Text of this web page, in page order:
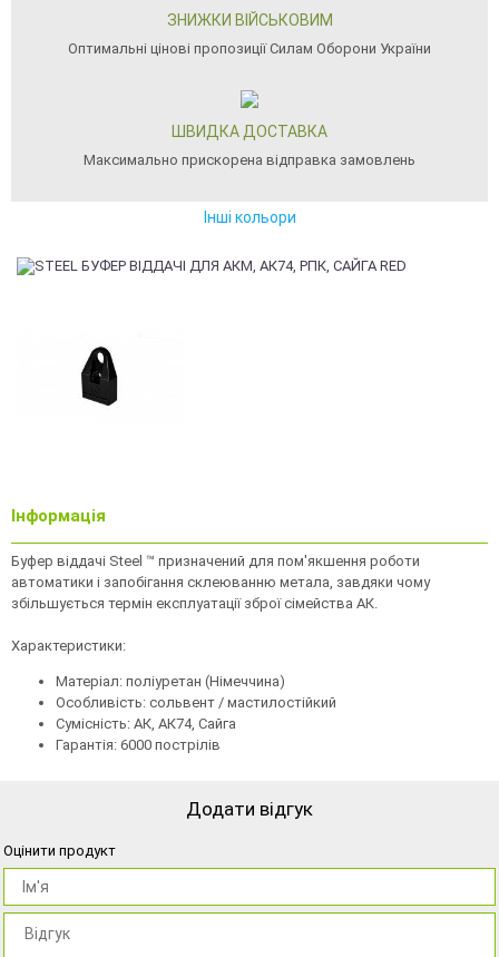
ЗНИЖКИ ВІЙСЬКОВИМ
Оптимальні цінові пропозиції Силам Оборони України
ШВИДКА ДОСТАВКА
Максимально прискорена відправка замовлень
Інші кольори
Інформація
Буфер віддачі Steel ™ призначений для пом'якшення роботи
автоматики і запобігання склеюванню метала, завдяки чому
збільшується термін експлуатації зброї сімейства АК.
Характеристики:
Матеріал: поліуретан (Німеччина)
Особливість: сольвент / мастилостійкий
Сумісність: АК, АК74, Сайга
Гарантія: 6000 пострілів
Додати відгук
Оцінити продукт